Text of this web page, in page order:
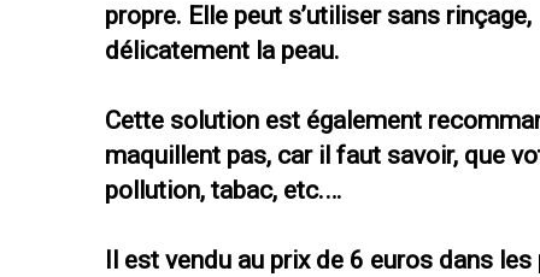
propre. Elle peut s’utiliser sans
délicatement la peau.
Cette solution est également
maquillent pas, car il faut savoir, que
pollution, tabac, etc.…
Il est vendu au prix de 6 euros dans